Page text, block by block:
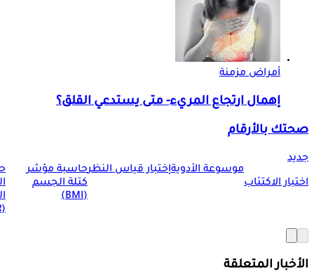
أمراض مزمنة
إهمال ارتجاع المريء- متى يستدعي القلق؟
صحتك بالأرقام
جديد
اختبار الاكتئاب
موسوعة الأدويةإختبار قياس النظرحاسبة مؤشر
كتلة الجسم
(BMI)
(BMR)
الأخبار المتعلقة